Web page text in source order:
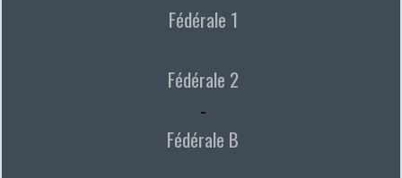
Fédérale 1
Fédérale 2
-
Fédérale B